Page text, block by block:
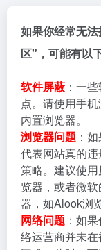
如果你经常无
区"，可能有以
软件屏蔽 ：一
点。请使用手
内置浏览器。
浏览器问题 ：
代表网站真的
策略。建议使
览器，或者微
器，如Alook浏
网络问题 ：如
络运营商并未